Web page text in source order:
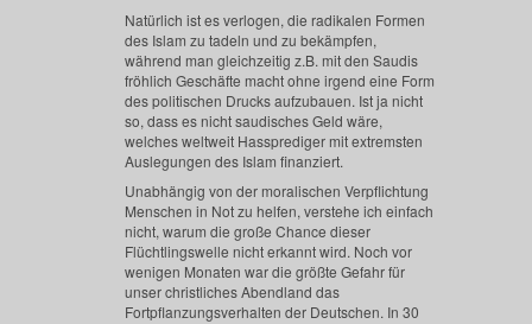
Natürlich ist es verlogen, die radikalen Formen
des Islam zu tadeln und zu bekämpfen,
während man gleichzeitig z.B. mit den Saudis
fröhlich Geschäfte macht ohne irgend eine Form
des politischen Drucks aufzubauen. Ist ja nicht
so, dass es nicht saudisches Geld wäre,
welches weltweit Hassprediger mit extremsten
Auslegungen des Islam finanziert.
Unabhängig von der moralischen Verpflichtung
Menschen in Not zu helfen, verstehe ich einfach
nicht, warum die große Chance dieser
Flüchtlingswelle nicht erkannt wird. Noch vor
wenigen Monaten war die größte Gefahr für
unser christliches Abendland das
Fortpflanzungsverhalten der Deutschen. In 30